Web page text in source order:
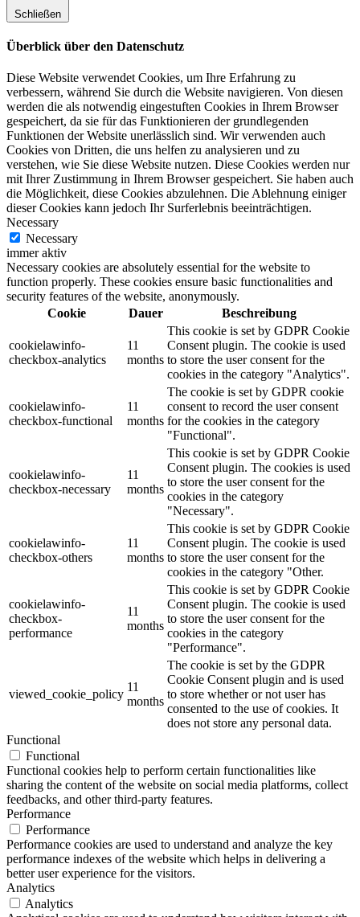
Schließen
Überblick über den Datenschutz
Diese Website verwendet Cookies, um Ihre Erfahrung zu
verbessern, während Sie durch die Website navigieren. Von diesen
werden die als notwendig eingestuften Cookies in Ihrem Browser
gespeichert, da sie für das Funktionieren der grundlegenden
Funktionen der Website unerlässlich sind. Wir verwenden auch
Cookies von Dritten, die uns helfen zu analysieren und zu
verstehen, wie Sie diese Website nutzen. Diese Cookies werden nur
mit Ihrer Zustimmung in Ihrem Browser gespeichert. Sie haben auch
die Möglichkeit, diese Cookies abzulehnen. Die Ablehnung einiger
dieser Cookies kann jedoch Ihr Surferlebnis beeinträchtigen.
Necessary
Necessary
immer aktiv
Necessary cookies are absolutely essential for the website to
function properly. These cookies ensure basic functionalities and
security features of the website, anonymously.
Cookie
Dauer Beschreibung
cookielawinfo-
checkbox-analytics
11
months
This cookie is set by GDPR Cookie
Consent plugin. The cookie is used
to store the user consent for the
cookies in the category "Analytics".
cookielawinfo-
checkbox-functional
11
months
The cookie is set by GDPR cookie
consent to record the user consent
for the cookies in the category
"Functional".
cookielawinfo-
checkbox-necessary
11
months
This cookie is set by GDPR Cookie
Consent plugin. The cookies is used
to store the user consent for the
cookies in the category
"Necessary".
cookielawinfo-
checkbox-others
11
months
This cookie is set by GDPR Cookie
Consent plugin. The cookie is used
to store the user consent for the
cookies in the category "Other.
cookielawinfo-
checkbox-
performance
11
months
This cookie is set by GDPR Cookie
Consent plugin. The cookie is used
to store the user consent for the
cookies in the category
"Performance".
viewed_cookie_policy
11
months
The cookie is set by the GDPR
Cookie Consent plugin and is used
to store whether or not user has
consented to the use of cookies. It
does not store any personal data.
Functional
Functional
Functional cookies help to perform certain functionalities like
sharing the content of the website on social media platforms, collect
feedbacks, and other third-party features.
Performance
Performance
Performance cookies are used to understand and analyze the key
performance indexes of the website which helps in delivering a
better user experience for the visitors.
Analytics
Analytics